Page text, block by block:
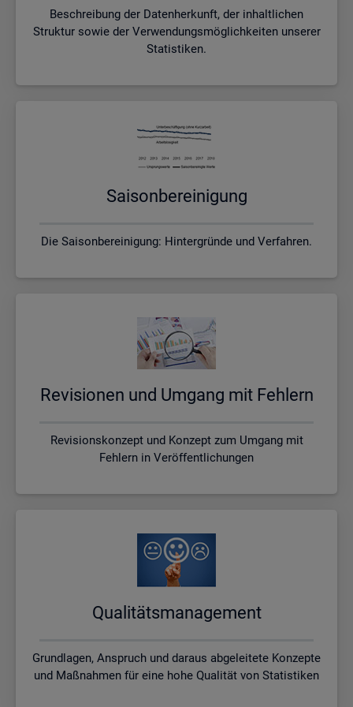
Beschreibung der Datenherkunft, der inhaltlichen
Struktur sowie der Verwendungsmöglichkeiten unserer
Statistiken.
Sai­son­be­rei­ni­gung
Die Saisonbereinigung: Hintergründe und Verfahren.
Re­vi­sio­nen und Um­gang mit Feh­lern
Revisionskonzept und Konzept zum Umgang mit
Fehlern in Veröffentlichungen
Qua­li­täts­ma­nage­ment
Grundlagen, Anspruch und daraus abgeleitete Konzepte
und Maßnahmen für eine hohe Qualität von Statistiken